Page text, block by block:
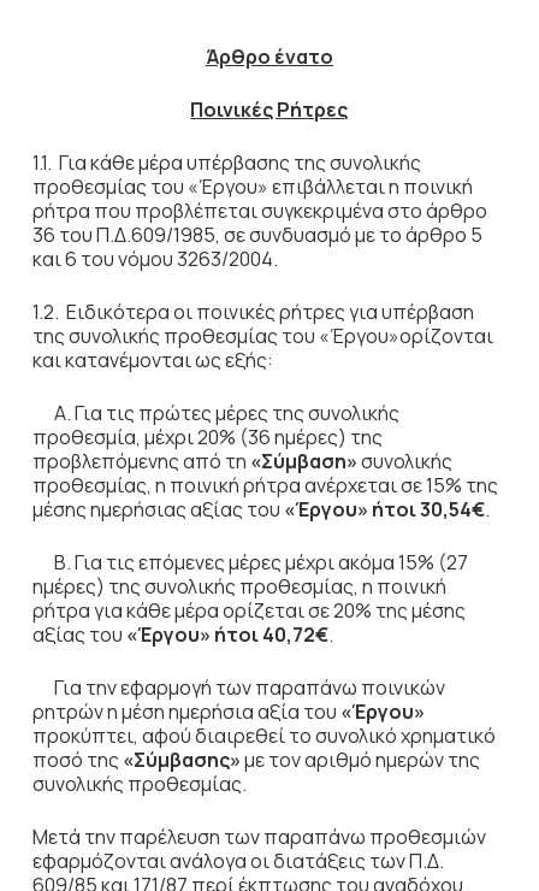
Άρθρο ένατο
Ποινικές Ρήτρες
1.1. Για κάθε μέρα υπέρβασης της συνολικής
προθεσμίας του «Έργου» επιβάλλεται η ποινική
ρήτρα που προβλέπεται συγκεκριμένα στο άρθρο
36 του Π.Δ.609/1985, σε συνδυασμό με το άρθρο 5
και 6 του νόμου 3263/2004.
1.2. Ειδικότερα οι ποινικές ρήτρες για υπέρβαση
της συνολικής προθεσμίας του «Έργου»ορίζονται
και κατανέμονται ως εξής:
Α. Για τις πρώτες μέρες της συνολικής
προθεσμία, μέχρι 20% (36 ημέρες) της
προβλεπόμενης από τη «Σύμβαση»συνολικής
προθεσμίας, η ποινική ρήτρα ανέρχεται σε 15% της
μέσης ημερήσιας αξίας του «Έργου» ήτοι 30,54€.
Β. Για τις επόμενες μέρες μέχρι ακόμα 15% (27
ημέρες) της συνολικής προθεσμίας, η ποινική
ρήτρα για κάθε μέρα ορίζεται σε 20% της μέσης
αξίας του «Έργου» ήτοι 40,72€.
Για την εφαρμογή των παραπάνω ποινικών
ρητρών η μέση ημερήσια αξία του «Έργου»
προκύπτει, αφού διαιρεθεί το συνολικό χρηματικό
ποσό της «Σύμβασης»με τον αριθμό ημερών της
συνολικής προθεσμίας.
Μετά την παρέλευση των παραπάνω προθεσμιών
εφαρμόζονται ανάλογα οι διατάξεις των Π.Δ.
609/85 και 171/87 περί έκπτωσης του αναδόχου ,